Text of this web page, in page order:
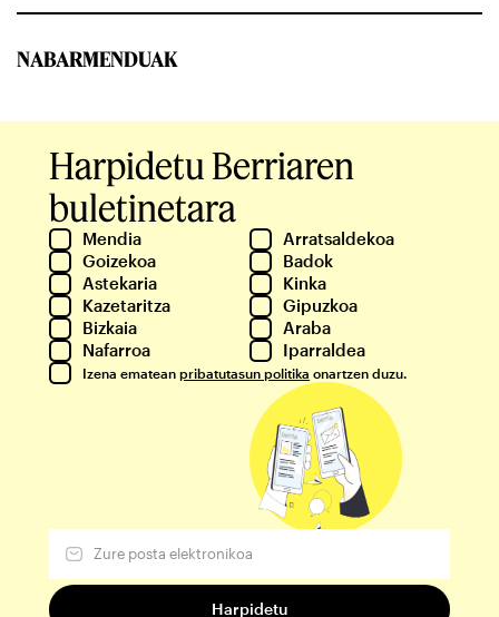
NABARMENDUAK
Harpidetu Berriaren
buletinetara
Mendia
Arratsaldekoa
Goizekoa
Badok
Astekaria
Kinka
Kazetaritza
Gipuzkoa
Bizkaia
Araba
Nafarroa
Iparraldea
Izena ematean pribatutasun politika onartzen duzu.